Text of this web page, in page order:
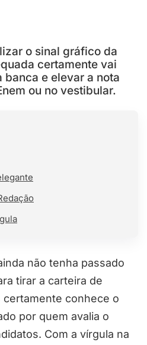
o sinal gráfico da
certamente vai
banca e elevar a nota
ou no vestibular.
não tenha passado
tirar a carteira de
certamente conhece o
por quem avalia o
Com a vírgula na